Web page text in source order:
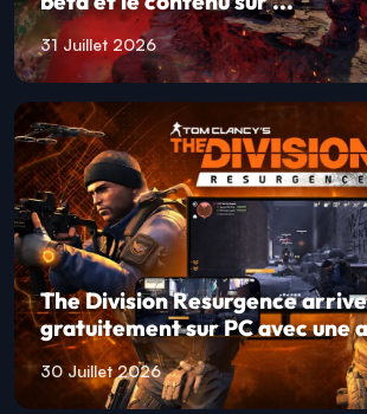
31 Juillet 2026
The Division Resurgence arrive
gratuitement sur PC avec une
30 Juillet 2026